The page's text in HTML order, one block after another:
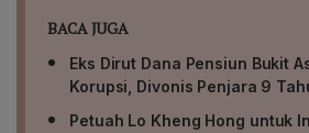
BACA JUGA
Eks Dirut Dana Pensiun Bukit
Korupsi, Divonis Penjara 9
Petuah Lo Kheng Hong untuk